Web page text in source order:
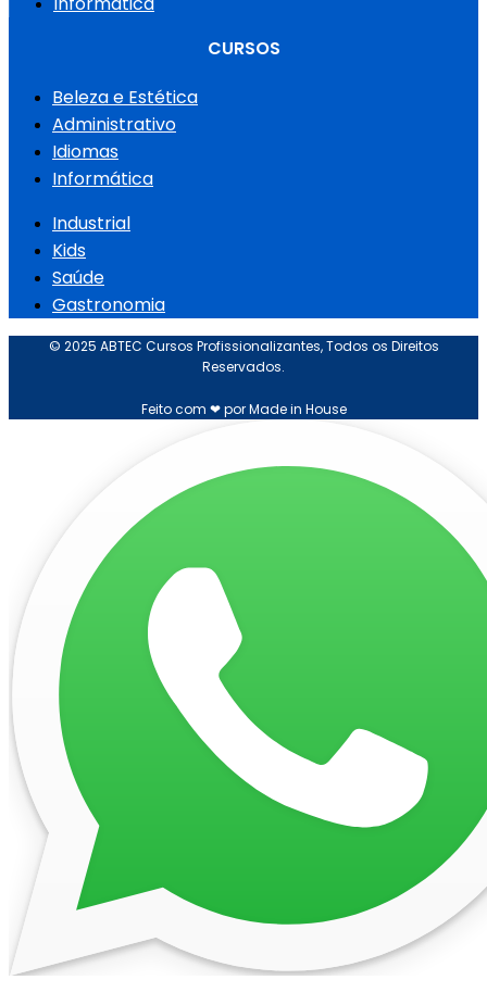
CURSOS
Beleza e Estética
Administrativo
Idiomas
Informática
Industrial
Kids
Saúde
Gastronomia
© 2025 ABTEC Cursos Profissionalizantes, Todos os Direitos
Reservados.
Feito com ❤ por Made in House